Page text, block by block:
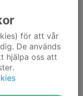
för att vår
De används
hjälpa oss att